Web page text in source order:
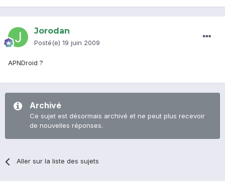
Jorodan
Posté(e) 19 juin 2009
APNDroid ?
Archivé
Ce sujet est désormais archivé et ne peut plus recevoir
de nouvelles réponses.
Aller sur la liste des sujets